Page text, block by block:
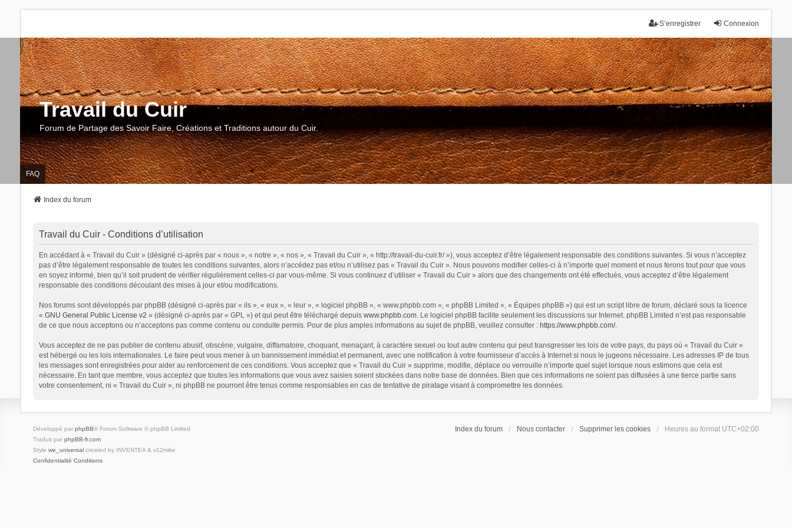
Connexion
S’enregistrer
Travail du Cuir
Forum de Partage des Savoir Faire, Créations et Traditions autour du Cuir.
FAQ
Index du forum
Travail du Cuir - Conditions d’utilisation
En accédant à « Travail du Cuir » (désigné ci-après par « nous », « notre », « nos », « Travail du Cuir », « http://travail-du-cuir.fr/ »), vous acceptez d’être légalement responsable des conditions suivantes. Si vous n’acceptez
pas d’être légalement responsable de toutes les conditions suivantes, alors n’accédez pas et/ou n’utilisez pas « Travail du Cuir ». Nous pouvons modifier celles-ci à n’importe quel moment et nous ferons tout pour que vous
en soyez informé, bien qu’il soit prudent de vérifier régulièrement celles-ci par vous-même. Si vous continuez d’utiliser « Travail du Cuir » alors que des changements ont été effectués, vous acceptez d’être légalement
responsable des conditions découlant des mises à jour et/ou modifications.
Nos forums sont développés par phpBB (désigné ci-après par « ils », « eux », « leur », « logiciel phpBB », « www.phpbb.com », « phpBB Limited », « Équipes phpBB ») qui est un script libre de forum, déclaré sous la licence
« GNU General Public License v2 » (désigné ci-après par « GPL ») et qui peut être téléchargé depuis www.phpbb.com. Le logiciel phpBB facilite seulement les discussions sur Internet. phpBB Limited n’est pas responsable
de ce que nous acceptons ou n’acceptons pas comme contenu ou conduite permis. Pour de plus amples informations au sujet de phpBB, veuillez consulter : https://www.phpbb.com/.
Vous acceptez de ne pas publier de contenu abusif, obscène, vulgaire, diffamatoire, choquant, menaçant, à caractère sexuel ou tout autre contenu qui peut transgresser les lois de votre pays, du pays où « Travail du Cuir »
est hébergé ou les lois internationales. Le faire peut vous mener à un bannissement immédiat et permanent, avec une notification à votre fournisseur d’accès à Internet si nous le jugeons nécessaire. Les adresses IP de tous
les messages sont enregistrées pour aider au renforcement de ces conditions. Vous acceptez que « Travail du Cuir » supprime, modifie, déplace ou verrouille n’importe quel sujet lorsque nous estimons que cela est
nécessaire. En tant que membre, vous acceptez que toutes les informations que vous avez saisies soient stockées dans notre base de données. Bien que ces informations ne soient pas diffusées à une tierce partie sans
votre consentement, ni « Travail du Cuir », ni phpBB ne pourront être tenus comme responsables en cas de tentative de piratage visant à compromettre les données.
Index du forum Nous contacter Supprimer les cookies Heures au format UTC+02:00
Développé par phpBB® Forum Software © phpBB Limited
Traduit par phpBB-fr.com
Style we_universalcreated by INVENTEA & v12mike
Confidentialité Conditions